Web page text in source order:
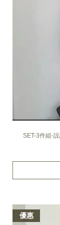
SET-3件組-
優惠